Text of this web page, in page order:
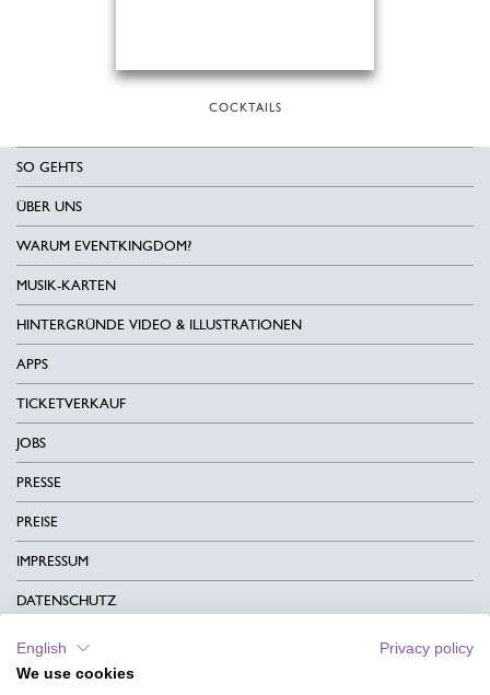
COCKTAILS
SO GEHTS
ÜBER UNS
WARUM EVENTKINGDOM?
MUSIK-KARTEN
HINTERGRÜNDE VIDEO & ILLUSTRATIONEN
APPS
TICKETVERKAUF
JOBS
PRESSE
PREISE
IMPRESSUM
DATENSCHUTZ
KONTAKT
AGB
English
Privacy policy
We use cookies